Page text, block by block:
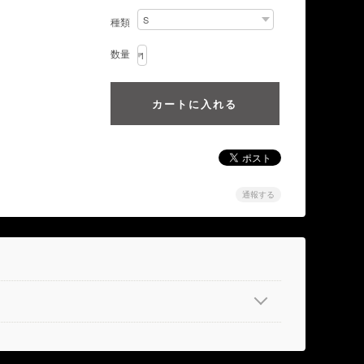
種類
数量
通報する